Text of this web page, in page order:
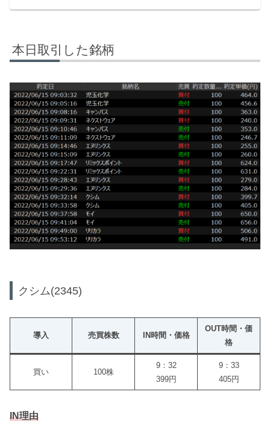
本日取引した銘柄
クシム(2345)
導入 売買株数 IN時間・価格
OUT時間・価
格
買い 100株
9：32
399円
9：33
405円
IN理由